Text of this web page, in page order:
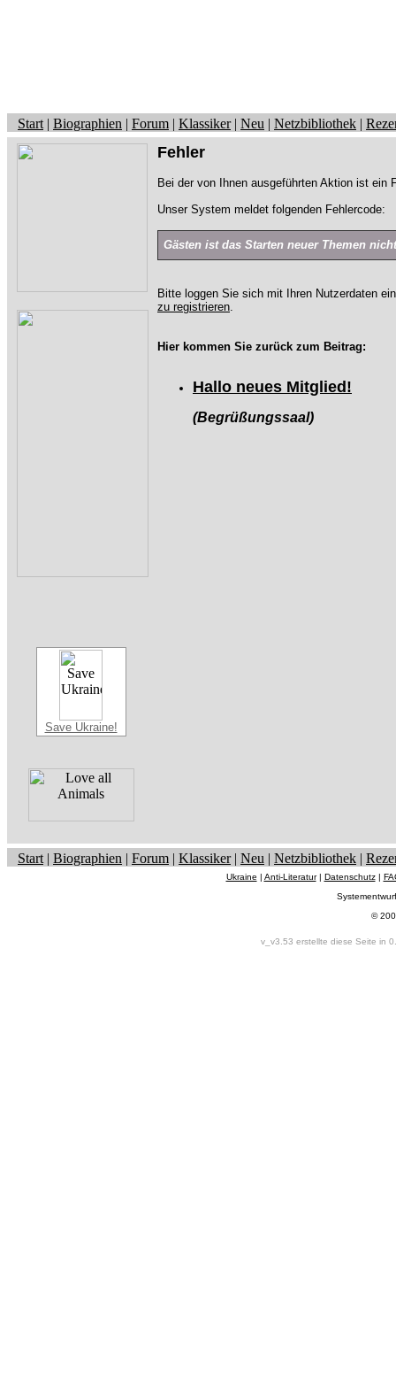
Start | Biographien | Forum | Klassiker| Neu | Netzbibliothek |
Save Ukraine!
Fehler
Bei der von Ihnen ausgeführten Aktion ist ein
Unser System meldet folgenden Fehlercode:
Gästen ist das Starten neuer Themen
Bitte loggen Sie sich mit Ihren Nutzerdaten
zu registrieren.
Hier kommen Sie zurück zum Beitrag:
Hallo neues Mitglied!
(Begrüßungssaal)
Start | Biographien | Forum | Klassiker| Neu | Netzbibliothek |
Ukraine | Anti-Literatur| Datenschutz|
©
v_v3.53 erstellte diese Seite in